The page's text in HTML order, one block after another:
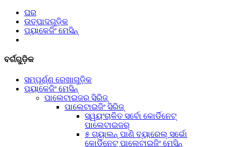
ଘର
ଉତ୍ପାଦଗୁଡ଼ିକ
ପ୍ୟାକେଜିଂ ମେସିନ୍
ବର୍ଗଗୁଡ଼ିକ
ସମ୍ପୂର୍ଣ୍ଣ ରେଖାଗୁଡ଼ିକ
ପ୍ୟାକେଜିଂ ମେସିନ୍
ପାଲେଟାଇଜର ସିରିଜ୍
ପାଲେଟାଇଜିଂ ସିରିଜ୍
ସ୍ୱୟଂଚାଳିତ ସର୍ବୋ କୋର୍ଡିନେଟ୍
ପାଲେଟାଇଜର୍
୫ ଗ୍ୟାଲନ୍ ପାଣି ବ୍ୟାରେଲ୍ ସର୍ଭୋ
କୋର୍ଡିନେଟ୍ ପାଲେଟାଇଜିଂ ମେସିନ୍